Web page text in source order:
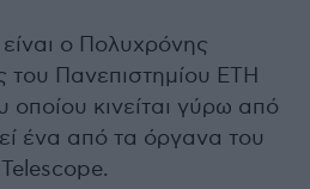
ο Πολυχρόνης
Πανεπιστημίου ETH
κινείται γύρω από
ένα από τα όργανα του